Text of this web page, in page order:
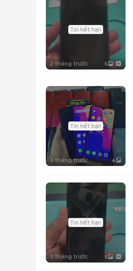
Tin hết hạn
2 tháng trước 5
Tin hết hạn
3 tháng trước 6
Tin hết hạn
3 tháng trước 5